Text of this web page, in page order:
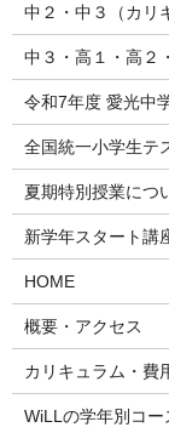
中２・中３（カリ
中３・高１・高２
令和7年度 愛光中
全国統一小学生テ
夏期特別授業につ
新学年スタート講
HOME
概要・アクセス
カリキュラム・費
WiLLの学年別コ